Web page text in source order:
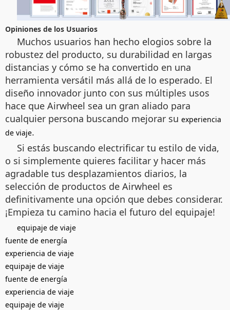
Opiniones de los Usuarios
Muchos usuarios han hecho elogios sobre la
robustez del producto, su durabilidad en largas
distancias y cómo se ha convertido en una
herramienta versátil más allá de lo esperado. El
diseño innovador junto con sus múltiples usos
hace que Airwheel sea un gran aliado para
cualquier persona buscando mejorar su experiencia
de viaje.
Si estás buscando electrificar tu estilo de vida,
o si simplemente quieres facilitar y hacer más
agradable tus desplazamientos diarios, la
selección de productos de Airwheel es
definitivamente una opción que debes considerar.
¡Empieza tu camino hacia el futuro del equipaje!
equipaje de viaje
fuente de energía
experiencia de viaje
equipaje de viaje
fuente de energía
experiencia de viaje
equipaje de viaje